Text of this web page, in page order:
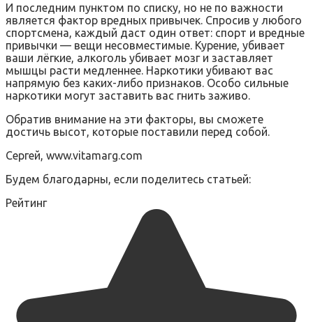
И последним пунктом по списку, но не по важности
является фактор вредных привычек. Спросив у любого
спортсмена, каждый даст один ответ: спорт и вредные
привычки — вещи несовместимые. Курение, убивает
ваши лёгкие, алкоголь убивает мозг и заставляет
мышцы расти медленнее. Наркотики убивают вас
напрямую без каких-либо признаков. Особо сильные
наркотики могут заставить вас гнить заживо.
Обратив внимание на эти факторы, вы сможете
достичь высот, которые поставили перед собой.
Сергей, www.vitamarg.com
Будем благодарны, если поделитесь статьей:
Рейтинг